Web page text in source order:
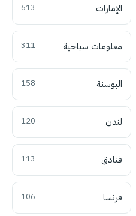
الإمارات 613
معلومات سياحية 311
البوسنة 158
لندن 120
فنادق 113
فرنسا 106